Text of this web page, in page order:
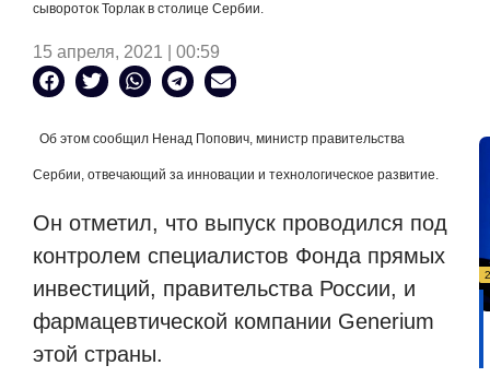
сывороток Торлак в столице Сербии.
15 апреля, 2021 | 00:59
Об этом сообщил Ненад Попович, министр правительства
Сербии, отвечающий за инновации и технологическое развитие.
Он отметил, что выпуск проводился под
контролем специалистов Фонда прямых
инвестиций, правительства России, и
фармацевтической компании Generium
этой страны.